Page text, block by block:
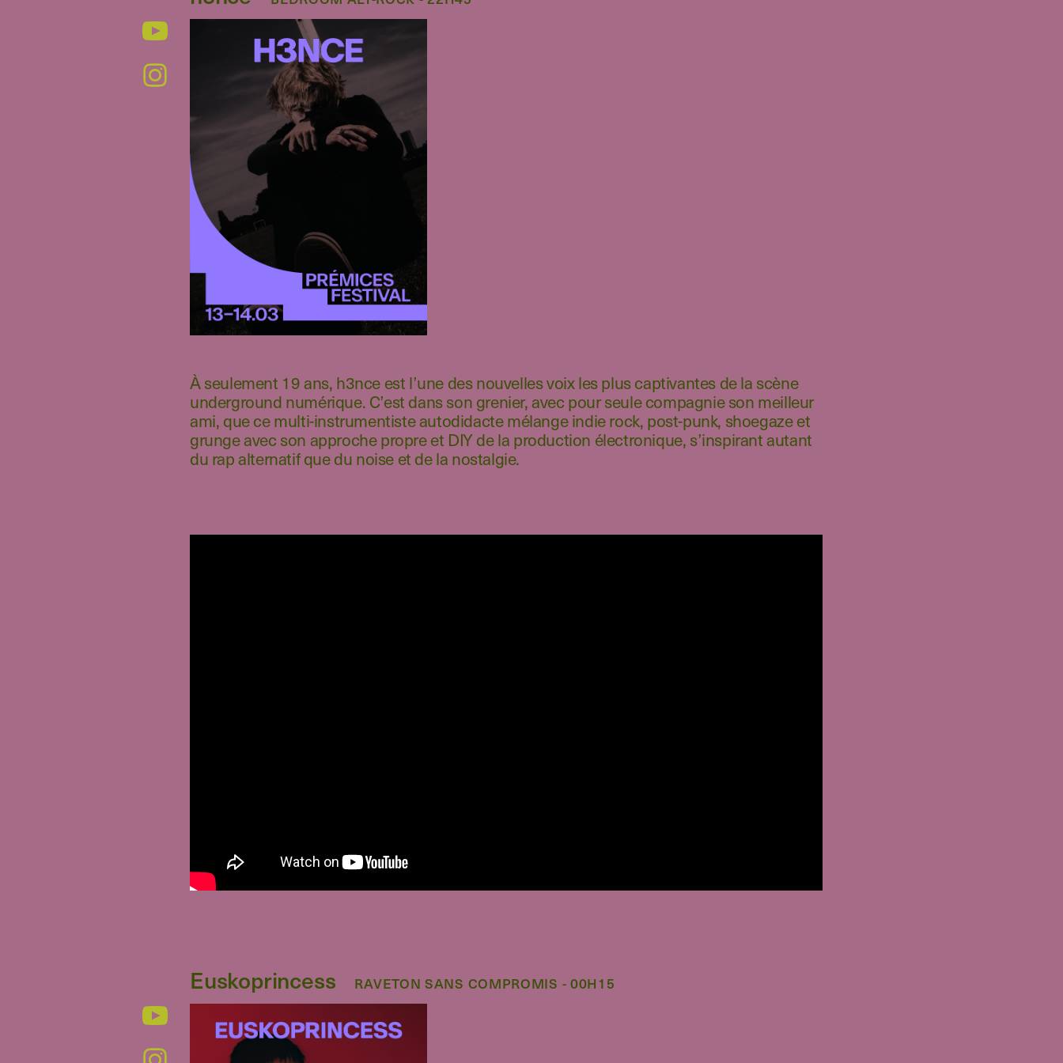
À seulement 19 ans, h3nce est l’une des nouvelles voix les plus captivantes de la scène
underground numérique. C’est dans son grenier, avec pour seule compagnie son meilleur
ami, que ce multi-instrumentiste autodidacte mélange indie rock, post-punk, shoegaze et
grunge avec son approche propre et DIY de la production électronique, s’inspirant autant
du rap alternatif que du noise et de la nostalgie.
Euskoprincess RAVETON SANS COMPROMIS - 00H15